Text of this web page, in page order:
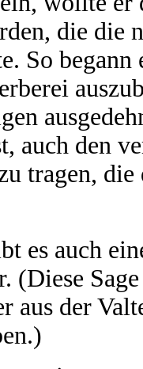
die die
So begann
auch den
tragen,
es auch
(Diese
aus der